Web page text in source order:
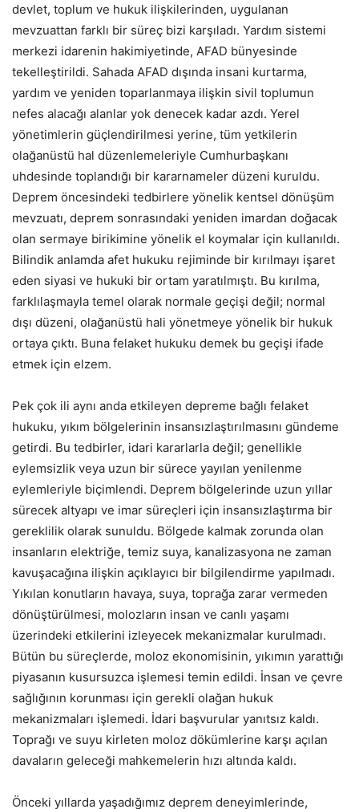
devlet, toplum ve hukuk ilişkilerinden, uygulanan
mevzuattan farklı bir süreç bizi karşıladı. Yardım sistemi
merkezi idarenin hakimiyetinde, AFAD bünyesinde
tekelleştirildi. Sahada AFAD dışında insani kurtarma,
yardım ve yeniden toparlanmaya ilişkin sivil toplumun
nefes alacağı alanlar yok denecek kadar azdı. Yerel
yönetimlerin güçlendirilmesi yerine, tüm yetkilerin
olağanüstü hal düzenlemeleriyle Cumhurbaşkanı
uhdesinde toplandığı bir kararnameler düzeni kuruldu.
Deprem öncesindeki tedbirlere yönelik kentsel dönüşüm
mevzuatı, deprem sonrasındaki yeniden imardan doğacak
olan sermaye birikimine yönelik el koymalar için kullanıldı.
Bilindik anlamda afet hukuku rejiminde bir kırılmayı işaret
eden siyasi ve hukuki bir ortam yaratılmıştı. Bu kırılma,
farklılaşmayla temel olarak normale geçişi değil; normal
dışı düzeni, olağanüstü hali yönetmeye yönelik bir hukuk
ortaya çıktı. Buna felaket hukuku demek bu geçişi ifade
etmek için elzem.
Pek çok ili aynı anda etkileyen depreme bağlı felaket
hukuku, yıkım bölgelerinin insansızlaştırılmasını gündeme
getirdi. Bu tedbirler, idari kararlarla değil; genellikle
eylemsizlik veya uzun bir sürece yayılan yenilenme
eylemleriyle biçimlendi. Deprem bölgelerinde uzun yıllar
sürecek altyapı ve imar süreçleri için insansızlaştırma bir
gereklilik olarak sunuldu. Bölgede kalmak zorunda olan
insanların elektriğe, temiz suya, kanalizasyona ne zaman
kavuşacağına ilişkin açıklayıcı bir bilgilendirme yapılmadı.
Yıkılan konutların havaya, suya, toprağa zarar vermeden
dönüştürülmesi, molozların insan ve canlı yaşamı
üzerindeki etkilerini izleyecek mekanizmalar kurulmadı.
Bütün bu süreçlerde, moloz ekonomisinin, yıkımın yarattığı
piyasanın kusursuzca işlemesi temin edildi. İnsan ve çevre
sağlığının korunması için gerekli olağan hukuk
mekanizmaları işlemedi. İdari başvurular yanıtsız kaldı.
Toprağı ve suyu kirleten moloz dökümlerine karşı açılan
davaların geleceği mahkemelerin hızı altında kaldı.
Önceki yıllarda yaşadığımız deprem deneyimlerinde,